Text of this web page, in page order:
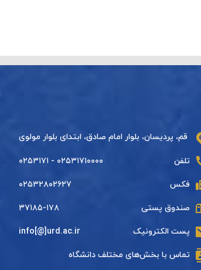
قم، پردیسان، بلوار امام صادق، ابتدای بلوار مولوی
تلفن ۰۲۵۳۱۷۱۰۰۰۰ - ۰۲۵۳۱۷۱
فکس ۰۲۵۳۲۸۰۲۶۲۷
صندوق پستی ۳۷۱۸۵-۱۷۸
پست الکترونیک info[@]urd.ac.ir
تماس با بخش‌های مختلف دانشگاه